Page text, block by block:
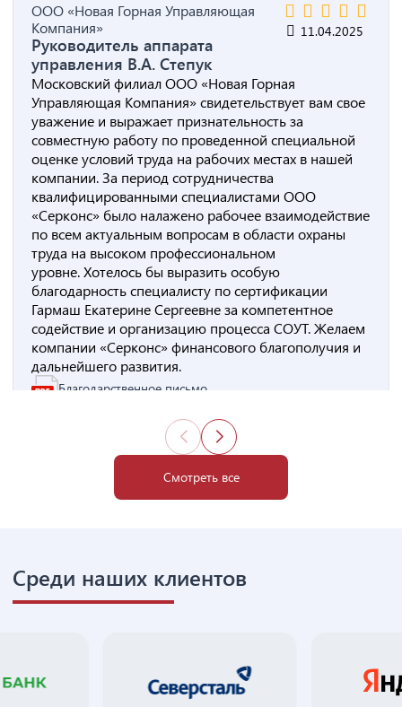
ООО «Новая Горная Управляющая
Компания»
Руководитель аппарата
управления В.А. Степук
11.04.2025
Московский филиал ООО «Новая Горная
Управляющая Компания» свидетельствует вам свое
уважение и выражает признательность за
совместную работу по проведенной специальной
оценке условий труда на рабочих местах в нашей
компании. За период сотрудничества
квалифицированными специалистами ООО
«Серконс» было налажено рабочее взаимодействие
по всем актуальным вопросам в области охраны
труда на высоком профессиональном
уровне. Хотелось бы выразить особую
благодарность специалисту по сертификации
Гармаш Екатерине Сергеевне за компетентное
содействие и организацию процесса СОУТ. Желаем
компании «Серконс» финансового благополучия и
дальнейшего развития.
Благодарственное письмо
Смотреть все
Среди наших клиентов